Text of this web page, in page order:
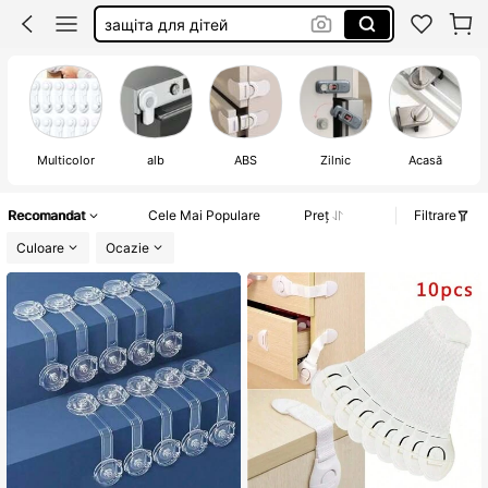
pojistka na skrin
accessori cucina
Multicolor alb ABS Zilnic Acasă
Recomandat Cele Mai Populare Preț
Filtrare
Culoare
Ocazie